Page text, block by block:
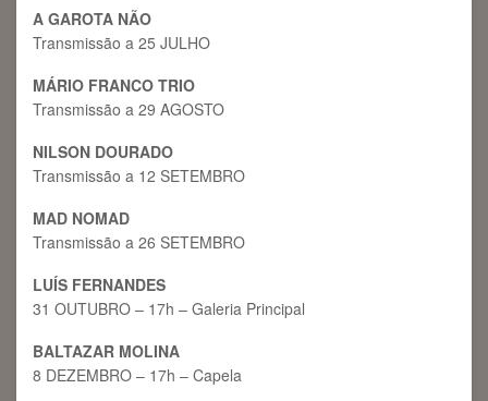
A GAROTA NÃO
Transmissão a 25 JULHO
MÁRIO FRANCO TRIO
Transmissão a 29 AGOSTO
NILSON DOURADO
Transmissão a 12 SETEMBRO
MAD NOMAD
Transmissão a 26 SETEMBRO
LUÍS FERNANDES
31 OUTUBRO – 17h – Galeria Principal
BALTAZAR MOLINA
8 DEZEMBRO – 17h – Capela